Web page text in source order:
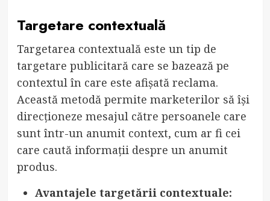
Targetare contextuală
Targetarea contextuală este un tip de
targetare publicitară care se bazează pe
contextul în care este afișată reclama.
Această metodă permite marketerilor să își
direcționeze mesajul către persoanele care
sunt într-un anumit context, cum ar fi cei
care caută informații despre un anumit
produs.
Avantajele targetării contextuale: